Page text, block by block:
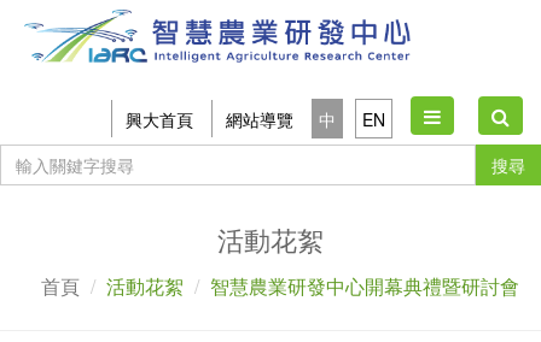
興大首頁 網站導覽 中 EN
Toggle
navigation
搜尋
活動花絮
首頁 活動花絮 智慧農業研發中心開幕典禮暨研討會